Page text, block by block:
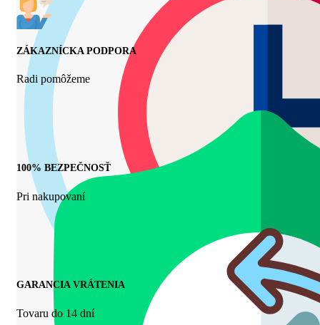
ZÁKAZNÍCKA PODPORA
Radi pomôžeme
100% BEZPEČNOSŤ
Pri nakupovaní
GARANCIA VRÁTENIA
Tovaru do 14 dní